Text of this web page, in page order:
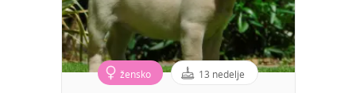
žensko 13 nedelje